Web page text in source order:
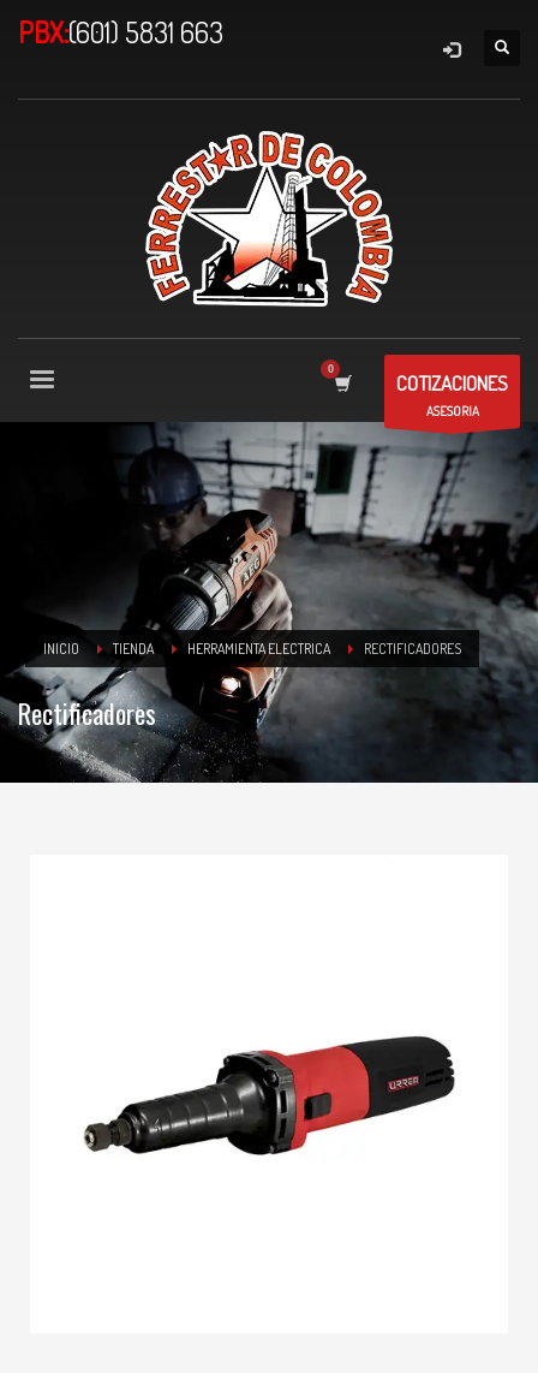
PBX:(601) 5831 663
COTIZACIONES
ASESORIA
INICIO TIENDA HERRAMIENTA ELECTRICA RECTIFICADORES
Rectificadores